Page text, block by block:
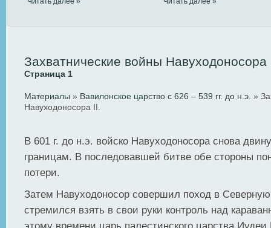
Захватнические войны
Страница 1
Материалы » Вавилонское царство с 626 – 539 гг. до н.э. »
Навуходоносора II.
В 601 г. до н.э. войско Навуходоносора снова
границам. В последовавшей битве обе стороны
потери.
Затем Навуходоносор совершил поход в
стремился взять в свои руки контроль над